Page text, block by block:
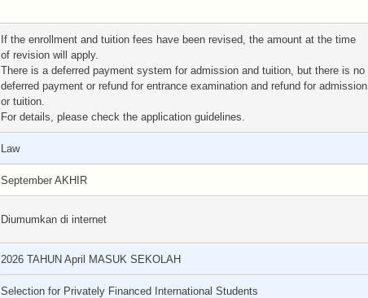
If the enrollment and tuition fees have been revised, the amount at the time
of revision will apply.
There is a deferred payment system for admission and tuition, but there is no
deferred payment or refund for entrance examination and refund for admission
or tuition.
For details, please check the application guidelines.
Law
September AKHIR
Diumumkan di internet
2026 TAHUN April MASUK SEKOLAH
Selection for Privately Financed International Students